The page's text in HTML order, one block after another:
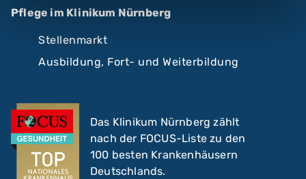
Pflege im Klinikum Nürnberg
Stellenmarkt
Ausbildung, Fort- und Weiterbildung
Das Klinikum Nürnberg zählt
nach der FOCUS-Liste zu den
100 besten Krankenhäusern
Deutschlands.